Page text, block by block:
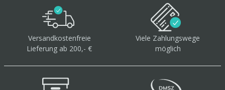
Versandkostenfreie
Lieferung ab 200,- €
Viele Zahlungswege
möglich